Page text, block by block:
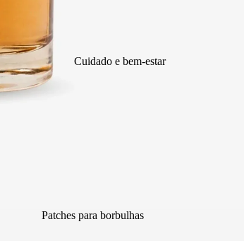
Perfumes de verão
Colónias infantis
Perfumes sem álcool
Perfumes sem amostra (poupes
Notas olfativas
Cuidado e bem-estar
Patches para borbulhas